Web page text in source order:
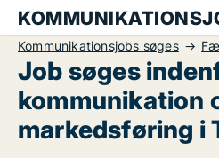
Kommunikationsjobs søges
Job søges
kommunikation
markedsføring i